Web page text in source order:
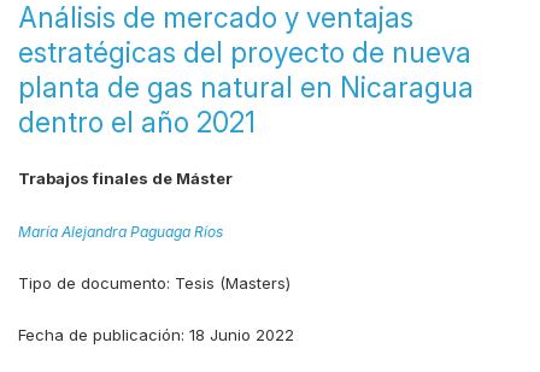
Análisis de mercado y ventajas
estratégicas del proyecto de nueva
planta de gas natural en Nicaragua
dentro el año 2021
Trabajos finales de Máster
María Alejandra Paguaga Ríos
Tipo de documento: Tesis (Masters)
Fecha de publicación: 18 Junio 2022